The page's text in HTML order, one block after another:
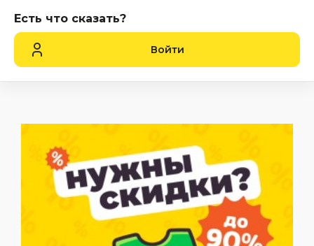
Есть что сказать?
Войти